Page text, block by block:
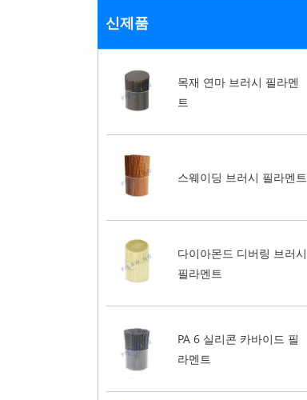
신제품
목재 연마 브러시 필라멘
트
스웨이딩 브러시 필라멘트
다이아몬드 디버링 브러시
필라멘트
PA 6 실리콘 카바이드 필
라멘트